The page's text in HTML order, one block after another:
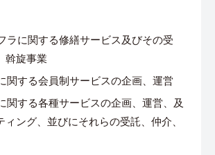
ラに関する修繕サービス及びその受
斡旋事業
関する会員制サービスの企画、運営
関する各種サービスの企画、運営、及
ィング、並びにそれらの受託、仲介、